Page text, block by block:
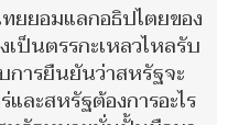
ยยอมแลกอธิปไตยของ
ป็นตรรกะเหลวไหลรับ
การยืนยันว่าสหรัฐจะ
ละสหรัฐต้องการอะไร